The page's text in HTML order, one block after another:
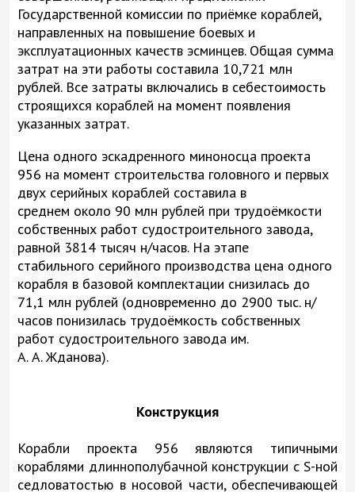
Государственной комиссии по приёмке кораблей,
направленных на повышение боевых и
эксплуатационных качеств эсминцев. Общая сумма
затрат на эти работы составила 10,721 млн
рублей. Все затраты включались в себестоимость
строящихся кораблей на момент появления
указанных затрат.
Цена одного эскадренного миноносца проекта
956 на момент строительства головного и первых
двух серийных кораблей составила в
среднем около 90 млн рублей при трудоёмкости
собственных работ судостроительного завода,
равной 3814 тысяч н/часов. На этапе
стабильного серийного производства цена одного
корабля в базовой комплектации снизилась до
71,1 млн рублей (одновременно до 2900 тыс. н/
часов понизилась трудоёмкость собственных
работ судостроительного завода им.
А. А. Жданова).
Конструкция
Корабли проекта 956 являются типичными
кораблями длиннополубачной конструкции с S-ной
седловатостью в носовой части, обеспечивающей